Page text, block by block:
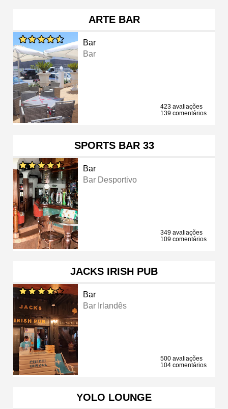
ARTE BAR
Bar
Bar
423 avaliações
139 comentários
SPORTS BAR 33
Bar
Bar Desportivo
349 avaliações
109 comentários
JACKS IRISH PUB
Bar
Bar Irlandês
500 avaliações
104 comentários
YOLO LOUNGE